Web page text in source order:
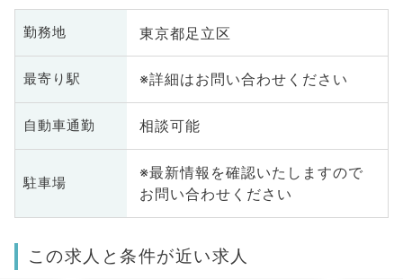
勤務地 東京都足立区
最寄り駅 ※詳細はお問い合わせください
自動車通勤 相談可能
駐車場
※最新情報を確認いたしますので
お問い合わせください
この求人と条件が近い求人